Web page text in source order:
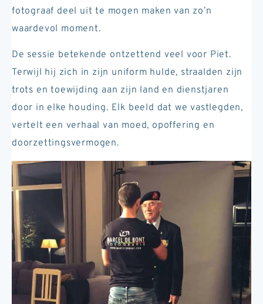
fotograaf deel uit te mogen maken van zo’n
waardevol moment.
De sessie betekende ontzettend veel voor Piet.
Terwijl hij zich in zijn uniform hulde, straalden zijn
trots en toewijding aan zijn land en dienstjaren
door in elke houding. Elk beeld dat we vastlegden,
vertelt een verhaal van moed, opoffering en
doorzettingsvermogen.